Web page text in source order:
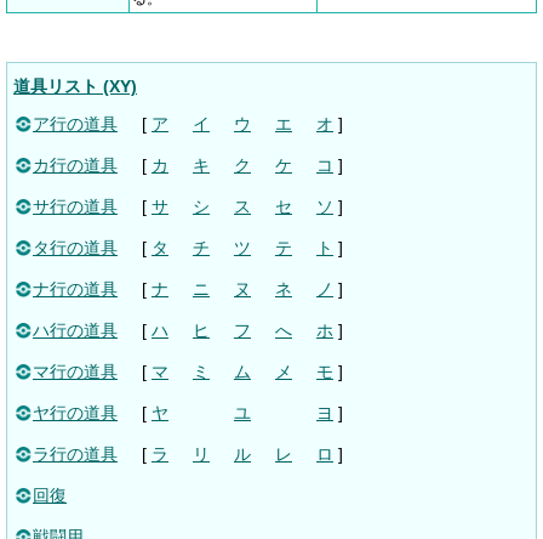
道具リスト (XY)
ア行の道具
[ ア イ ウ エ オ ]
カ行の道具 [ カ キ ク ケ コ ]
サ行の道具 [ サ シ ス セ ソ ]
タ行の道具 [ タ チ ツ テ ト ]
ナ行の道具 [ ナ ニ ヌ ネ ノ ]
ハ行の道具 [ ハ ヒ フ へ ホ ]
マ行の道具 [ マ ミ ム メ モ ]
ヤ行の道具 [ ヤ ユ ヨ ]
ラ行の道具 [ ラ リ ル レ ロ ]
回復